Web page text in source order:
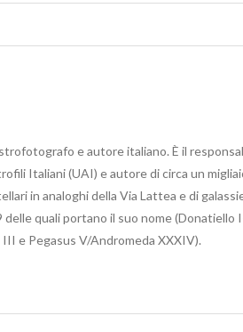
e autore italiano. È il
Italiani (UAI) e autore di circa un
in analoghi della Via Lattea e di
delle quali portano il suo nome (Donatiello
e Pegasus V/Andromeda XXXIV).